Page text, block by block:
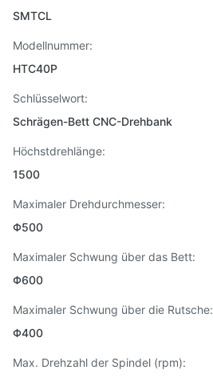
SMTCL
Modellnummer:
HTC40P
Schlüsselwort:
Schrägen-Bett CNC-Drehbank
Höchstdrehlänge:
1500
Maximaler Drehdurchmesser:
Φ500
Maximaler Schwung über das Bett:
Φ600
Maximaler Schwung über die Rutsche:
Φ400
Max. Drehzahl der Spindel (rpm):